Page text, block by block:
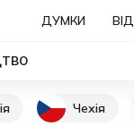
ДУМКИ
Чехія